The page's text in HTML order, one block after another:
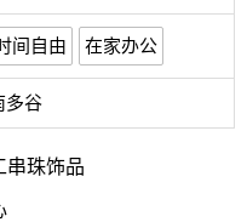
间自由 在家办公
多谷
串珠饰品